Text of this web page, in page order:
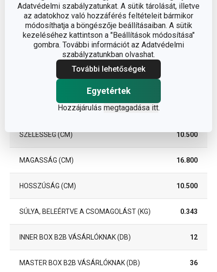
Adatvédelmi szabályzatunkat. A sütik tárolását, illetve
az adatokhoz való hozzáférés feltételeit bármikor
módosíthatja a böngészője beállításaiban. A sütik
kezeléséhez kattintson a "Beállítások módosítása"
gombra. További információt az Adatvédelmi
szabályzatunkban olvashat.
További lehetőségek
Egyetértek
Hozzájárulás megtagadása itt.
EAN 8595028436709
A GARANCIÁLIS IDŐSZAK
(ÉVEKBEN)
DARAB / KÉSZLET
SZÉLESSÉG (CM) 10.500
MAGASSÁG (CM) 16.800
HOSSZÚSÁG (CM) 10.500
SÚLYA, BELEÉRTVE A CSOMAGOLÁST (KG) 0.343
INNER BOX B2B VÁSÁRLÓKNAK (DB) 12
MASTER BOX B2B VÁSÁRLÓKNAK (DB) 36